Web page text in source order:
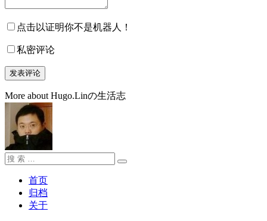
点击以证明你不是机器人！
私密评论
More about Hugo.Linの生活志
搜
搜
首页
归档
关于